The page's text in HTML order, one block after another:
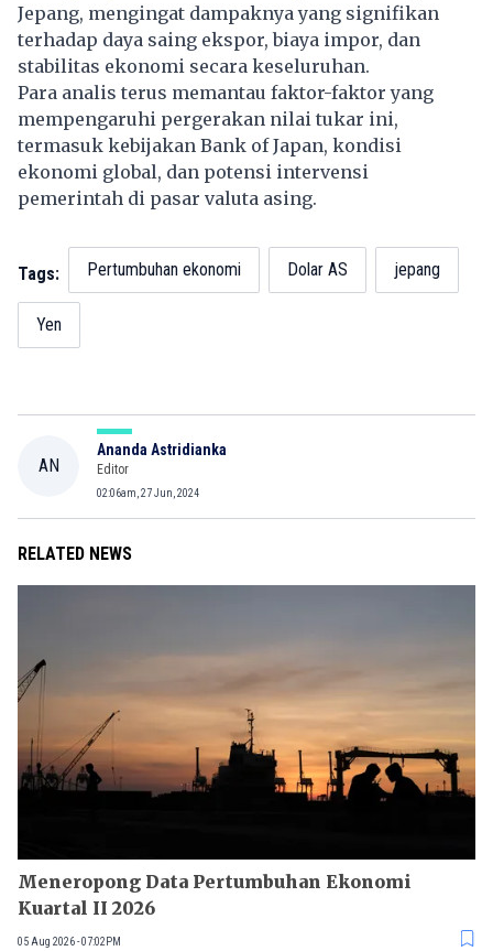
Jepang, mengingat dampaknya yang signifikan
terhadap daya saing ekspor, biaya impor, dan
stabilitas ekonomi secara keseluruhan.
Para analis terus memantau faktor-faktor yang
mempengaruhi pergerakan nilai tukar ini,
termasuk kebijakan Bank of Japan, kondisi
ekonomi global, dan potensi intervensi
pemerintah di pasar valuta asing.
Tags: Pertumbuhan ekonomi Dolar AS jepang
Yen
AN
Ananda Astridianka
Editor
02:06am, 27 Jun, 2024
RELATED NEWS
Meneropong Data Pertumbuhan Ekonomi
Kuartal II 2026
05 Aug 2026 - 07:02PM